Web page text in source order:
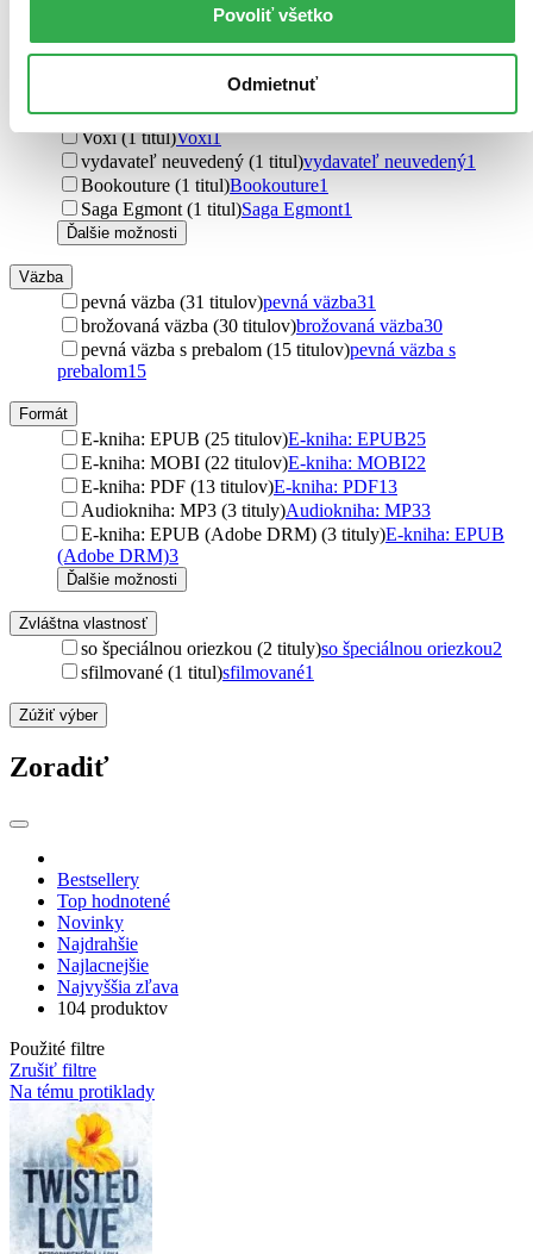
Povoliť všetko
Odmietnuť
Little, Brown Book Group (2 tituly)
Group2
Grada1
Tympanum (1 titul)Tympanum1
Voxi (1 titul)Voxi1
vydavateľ neuvedený (1 titul)vydavateľ neuvedený1
Bookouture (1 titul)Bookouture1
Saga Egmont (1 titul)Saga Egmont1
Ďalšie možnosti
Väzba
pevná väzba (31 titulov)pevná väzba31
brožovaná väzba (30 titulov)brožovaná väzba30
pevná väzba s prebalom (15 titulov)pevná väzba s
prebalom15
Formát
E-kniha: EPUB (25 titulov)E-kniha: EPUB25
E-kniha: MOBI (22 titulov)E-kniha: MOBI22
E-kniha: PDF (13 titulov)E-kniha: PDF13
Audiokniha: MP3 (3 tituly)Audiokniha: MP33
E-kniha: EPUB (Adobe DRM) (3 tituly)E-kniha: EPUB
(Adobe DRM)3
Ďalšie možnosti
Zvláštna vlastnosť
so špeciálnou oriezkou (2 tituly)so špeciálnou oriezkou2
sfilmované (1 titul)sfilmované1
Zúžiť výber
Zoradiť
Bestsellery
Top hodnotené
Novinky
Najdrahšie
Najlacnejšie
Najvyššia zľava
104 produktov
Použité filtre
Zrušiť filtre
Na tému protiklady